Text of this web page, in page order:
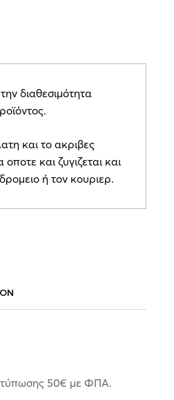
διαθεσιμότητα
και το ακριβες
και ζυγιζεται και
ή τον κουριερ.
50€ με ΦΠΑ.